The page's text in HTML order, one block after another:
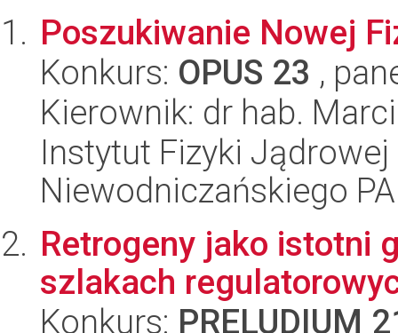
Poszukiwanie Nowej
Konkurs: OPUS 23 ,
Kierownik: dr hab.
Instytut Fizyki
Niewodniczańskiego
Retrogeny jako istotni
szlakach
Konkurs: PRELUDIUM